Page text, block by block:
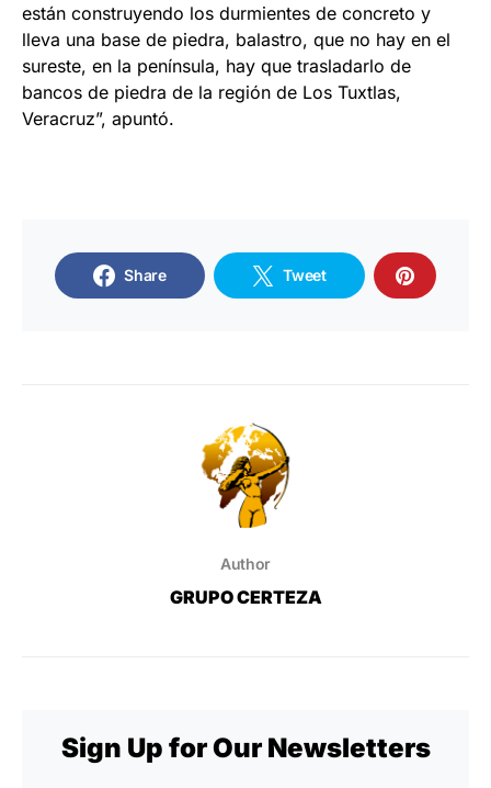
están construyendo los durmientes de concreto y
lleva una base de piedra, balastro, que no hay en el
sureste, en la península, hay que trasladarlo de
bancos de piedra de la región de Los Tuxtlas,
Veracruz”, apuntó.
Share Tweet
Author
GRUPO CERTEZA
Sign Up for Our Newsletters